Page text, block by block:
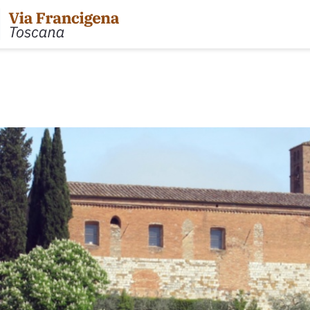
Passo della Cisa a Pontremoli
Pontremoli ad Aulla
Aulla a Sarzana
a Massa via Avenza
a Camaiore
a Lucca
ad Altopascio
d'Acqua
a San Miniato
Tappa 31: da
Tappa 32: Variante di
Tappa 32: da San
Tappa 33: da
Tappa 34: da Siena a
Tappa 35: da Ponte
Tappa 36: variante
Tappa 36: da San
Tappa 37: da